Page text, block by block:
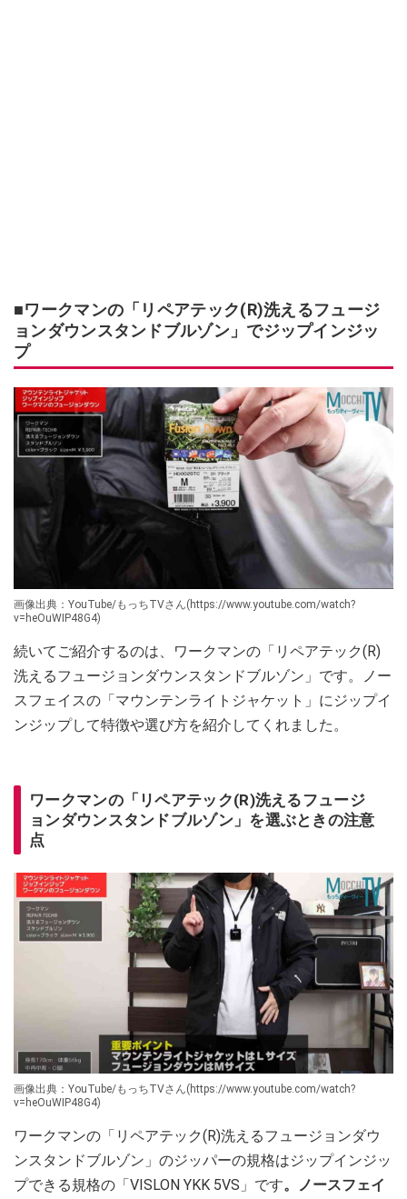
■ワークマンの「リペアテック(R)洗えるフュージ
ョンダウンスタンドブルゾン」でジップインジッ
プ
画像出典：YouTube/もっちTVさん(https://www.youtube.com/watch?
v=heOuWIP48G4)
続いてご紹介するのは、ワークマンの「リペアテック(R)
洗えるフュージョンダウンスタンドブルゾン」です。ノー
スフェイスの「マウンテンライトジャケット」にジップイ
ンジップして特徴や選び方を紹介してくれました。
ワークマンの「リペアテック(R)洗えるフュージ
ョンダウンスタンドブルゾン」を選ぶときの注意
点
画像出典：YouTube/もっちTVさん(https://www.youtube.com/watch?
v=heOuWIP48G4)
ワークマンの「リペアテック(R)洗えるフュージョンダウ
ンスタンドブルゾン」のジッパーの規格はジップインジッ
プできる規格の「VISLON YKK 5VS」です。ノースフェイ